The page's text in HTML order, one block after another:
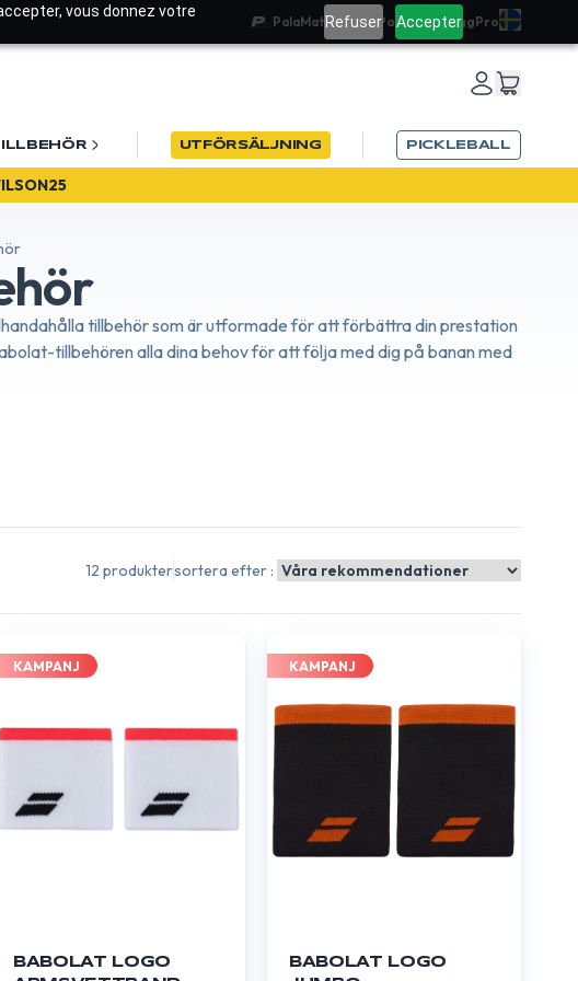
vous donnez votre
Refuser Accepter
PalaMatchTeam PadelRefBloggPro
UTFÖRSÄLJNING PICKLEBALL
tillbehör som är utformade för att förbättra din prestation
tillbehören alla dina behov för att följa med dig på banan med
KAMPANJ
BABOLAT LOGO
KAMPANJ
BABOLAT LOGO
12 produktersortera efter :